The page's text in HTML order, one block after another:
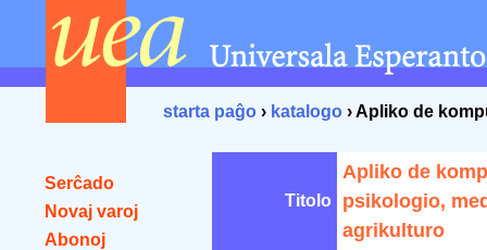
starta paĝo › katalogo › Apliko de
Serĉado
Novaj varoj
Abonoj
Titolo
Apliko de
psikologio,
agrikulturo